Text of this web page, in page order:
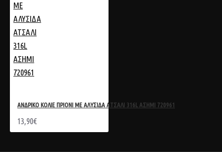
ΑΝΔΡΙΚΟ ΚΟΛΙΕ ΠΡΙΟΝΙ ΜΕ ΑΛΥΣΙΔΑ ΑΤΣΑΛΙ 316L ΑΣΗΜΙ 720961
13,90€